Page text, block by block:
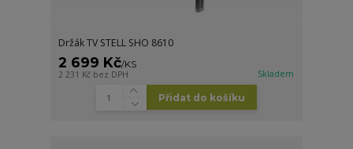
Držák TV STELL SHO 8610
2 699 Kč/KS
2 231 Kč bez DPH Skladem
Přidat do košíku